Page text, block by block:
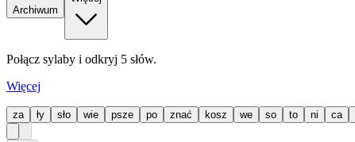
Archiwum
Połącz sylaby i odkryj 5 słów.
Więcej
za ły sło wie psze po znać kosz we so to ni ca